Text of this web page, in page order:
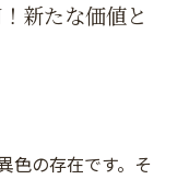
新たな価値と
色の存在です。そ